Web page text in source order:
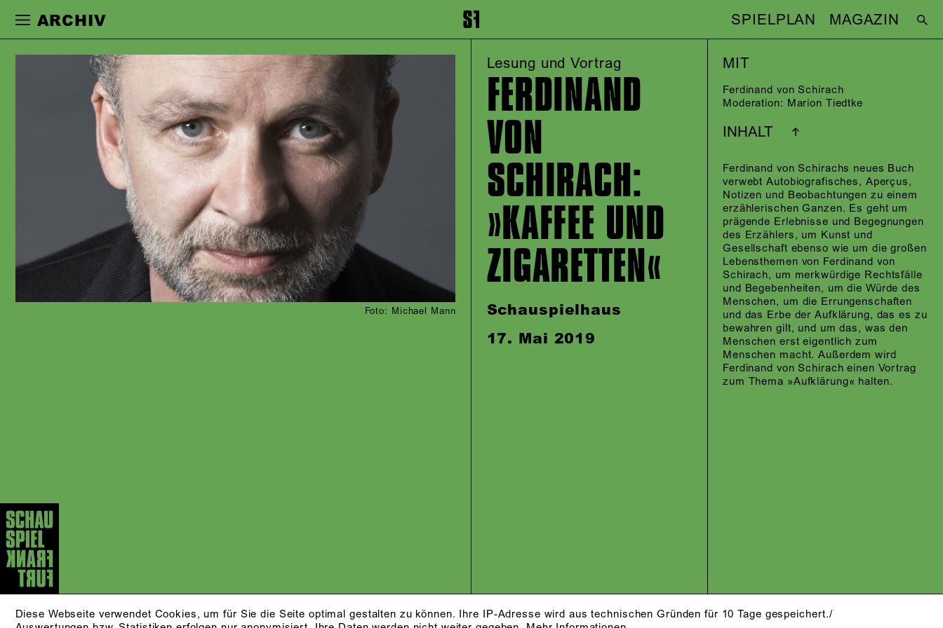
Zur Hauptnavigation springen Zum Footer springen
ARCHIV SPIELPLAN MAGAZIN
Diese Webseite verwendet Cookies, um für Sie die Seite optimal gestalten zu können. Ihre IP-Adresse wird aus technischen Gründen für 10 Tage gespeichert./
Lesung und Vortrag
FERDINAND
VON
SCHIRACH:
»KAFFEE UND
ZIGARETTEN«
Schauspielhaus
17. Mai 2019
MIT
Ferdinand von Schirach
Moderation: Marion Tiedtke
INHALT
Ferdinand von Schirachs neues Buch
verwebt Autobiografisches, Aperçus,
Notizen und Beobachtungen zu einem
erzählerischen Ganzen. Es geht um
prägende Erlebnisse und Begegnungen
des Erzählers, um Kunst und
Gesellschaft ebenso wie um die großen
Lebensthemen von Ferdinand von
Schirach, um merkwürdige Rechtsfälle
und Begebenheiten, um die Würde des
Menschen, um die Errungenschaften
und das Erbe der Aufklärung, das es zu
bewahren gilt, und um das, was den
Menschen erst eigentlich zum
Menschen macht. Außerdem wird
Ferdinand von Schirach einen Vortrag
zum Thema »Aufklärung« halten.
Foto: Michael Mann